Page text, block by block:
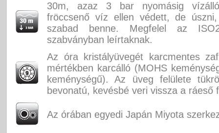
30m, azaz 3 bar nyomásig
fröccsenő víz ellen védett, de
szabad benne. Megfelel az
szabványban leírtaknak.
Az óra kristályüvegét karcmentes
mértékben karcálló (MOHS
keménységű). Az üveg felülete
bevonatú, kevésbé veri vissza a ráeső
Az órában egyedi Japán Miyota